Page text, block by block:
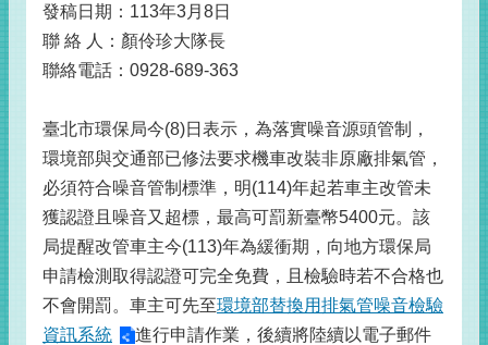
發稿日期：113年3月8日
聯 絡 人：顏伶珍大隊長
聯絡電話：0928-689-363
臺北市環保局今(8)日表示，為落實噪音源頭管制，
環境部與交通部已修法要求機車改裝非原廠排氣管，
必須符合噪音管制標準，明(114)年起若車主改管未
獲認證且噪音又超標，最高可罰新臺幣5400元。該
局提醒改管車主今(113)年為緩衝期，向地方環保局
申請檢測取得認證可完全免費，且檢驗時若不合格也
不會開罰。車主可先至環境部替換用排氣管噪音檢驗
資訊系統
進行申請作業，後續將陸續以電子郵件